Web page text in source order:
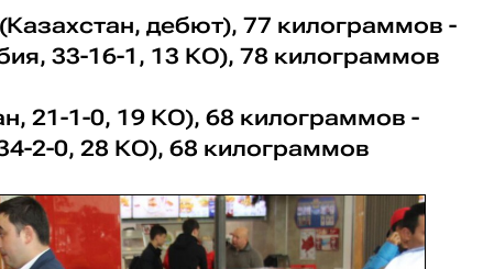
(Казахстан, дебют), 77 килограммов -
33-16-1, 13 КО), 78 килограммов
21-1-0, 19 КО), 68 килограммов -
2-0, 28 КО), 68 килограммов